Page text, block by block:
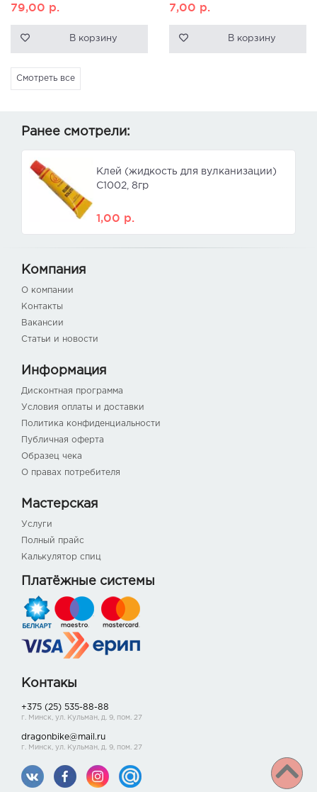
79,00 р.
В корзину
7,00 р.
В корзину
Смотреть все
Ранее смотрели:
Клей (жидкость для вулканизации)
С1002, 8гр
1,00 р.
Компания
О компании
Контакты
Вакансии
Статьи и новости
Информация
Дисконтная программа
Условия оплаты и доставки
Политика конфиденциальности
Публичная оферта
Образец чека
О правах потребителя
Мастерская
Услуги
Полный прайс
Калькулятор спиц
Платёжные системы
Контакы
+375 (25) 535-88-88
г. Минск, ул. Кульман, д. 9, пом. 27
dragonbike@mail.ru
г. Минск, ул. Кульман, д. 9, пом. 27